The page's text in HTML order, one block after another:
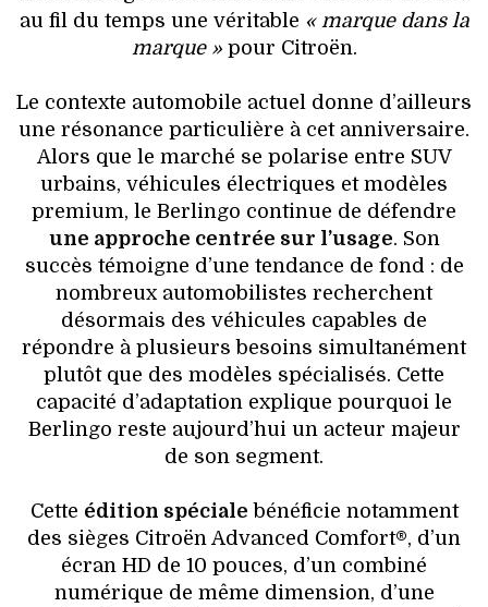
au fil du temps une véritable « marque dans la
marque »pour Citroën.
Le contexte automobile actuel donne d’ailleurs
une résonance particulière à cet anniversaire.
Alors que le marché se polarise entre SUV
urbains, véhicules électriques et modèles
premium, le Berlingo continue de défendre
une approche centrée sur l’usage. Son
succès témoigne d’une tendance de fond : de
nombreux automobilistes recherchent
désormais des véhicules capables de
répondre à plusieurs besoins simultanément
plutôt que des modèles spécialisés. Cette
capacité d’adaptation explique pourquoi le
Berlingo reste aujourd’hui un acteur majeur
de son segment.
Cette édition spéciale bénéficie notamment
des sièges Citroën Advanced Comfort®, d’un
écran HD de 10 pouces, d’un combiné
numérique de même dimension, d’une